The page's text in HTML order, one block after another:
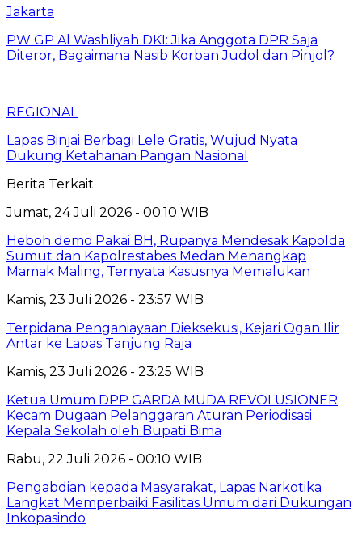
Jakarta
PW GP Al Washliyah DKI: Jika Anggota DPR Saja
Diteror, Bagaimana Nasib Korban Judol dan Pinjol?
REGIONAL
Lapas Binjai Berbagi Lele Gratis, Wujud Nyata
Dukung Ketahanan Pangan Nasional
Berita Terkait
Jumat, 24 Juli 2026 - 00:10 WIB
Heboh demo Pakai BH, Rupanya Mendesak Kapolda
Sumut dan Kapolrestabes Medan Menangkap
Mamak Maling, Ternyata Kasusnya Memalukan
Kamis, 23 Juli 2026 - 23:57 WIB
Terpidana Penganiayaan Dieksekusi, Kejari Ogan Ilir
Antar ke Lapas Tanjung Raja
Kamis, 23 Juli 2026 - 23:25 WIB
Ketua Umum DPP GARDA MUDA REVOLUSIONER
Kecam Dugaan Pelanggaran Aturan Periodisasi
Kepala Sekolah oleh Bupati Bima
Rabu, 22 Juli 2026 - 00:10 WIB
Pengabdian kepada Masyarakat, Lapas Narkotika
Langkat Memperbaiki Fasilitas Umum dari Dukungan
Inkopasindo